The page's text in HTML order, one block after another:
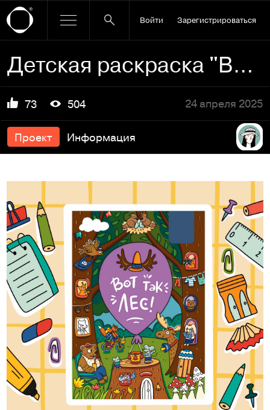
Войти Зарегистрироваться
Детская раскраска "Вот так лес!"
73 504 24 апреля 2025
Проект Информация